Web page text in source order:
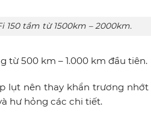
150 tầm từ 1500km – 2000km.
từ 500 km – 1.000 km đầu tiên.
lụt nên thay khẩn trương
hư hỏng các chi tiết.